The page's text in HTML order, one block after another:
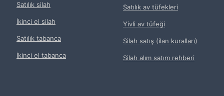
Satılık silah
İkinci el silah
Satılık tabanca
İkinci el tabanca
Satılık av tüfekleri
Yivli av tüfeği
Silah satış (ilan kuralları)
Silah alım satım rehberi